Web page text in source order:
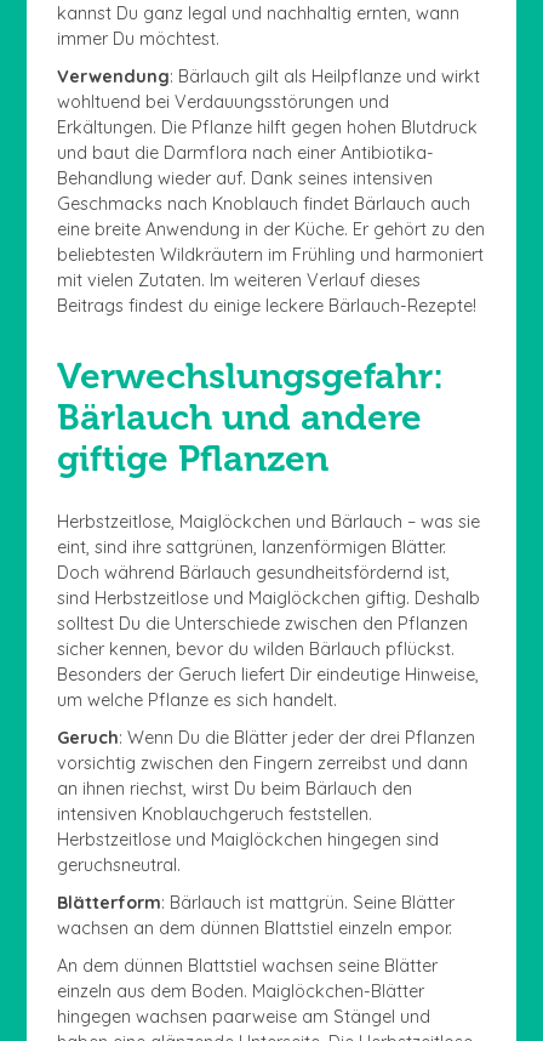
kannst Du ganz legal und nachhaltig ernten, wann
immer Du möchtest.
Verwendung: Bärlauch gilt als Heilpflanze und wirkt
wohltuend bei Verdauungsstörungen und
Erkältungen. Die Pflanze hilft gegen hohen Blutdruck
und baut die Darmflora nach einer Antibiotika-
Behandlung wieder auf. Dank seines intensiven
Geschmacks nach Knoblauch findet Bärlauch auch
eine breite Anwendung in der Küche. Er gehört zu den
beliebtesten Wildkräutern im Frühling und harmoniert
mit vielen Zutaten. Im weiteren Verlauf dieses
Beitrags findest du einige leckere Bärlauch-Rezepte!
Verwechslungsgefahr:
Bärlauch und andere
giftige Pflanzen
Herbstzeitlose, Maiglöckchen und Bärlauch – was sie
eint, sind ihre sattgrünen, lanzenförmigen Blätter.
Doch während Bärlauch gesundheitsfördernd ist,
sind Herbstzeitlose und Maiglöckchen giftig. Deshalb
solltest Du die Unterschiede zwischen den Pflanzen
sicher kennen, bevor du wilden Bärlauch pflückst.
Besonders der Geruch liefert Dir eindeutige Hinweise,
um welche Pflanze es sich handelt.
Geruch: Wenn Du die Blätter jeder der drei Pflanzen
vorsichtig zwischen den Fingern zerreibst und dann
an ihnen riechst, wirst Du beim Bärlauch den
intensiven Knoblauchgeruch feststellen.
Herbstzeitlose und Maiglöckchen hingegen sind
geruchsneutral.
Blätterform: Bärlauch ist mattgrün. Seine Blätter
wachsen an dem dünnen Blattstiel einzeln empor.
An dem dünnen Blattstiel wachsen seine Blätter
einzeln aus dem Boden. Maiglöckchen-Blätter
hingegen wachsen paarweise am Stängel und